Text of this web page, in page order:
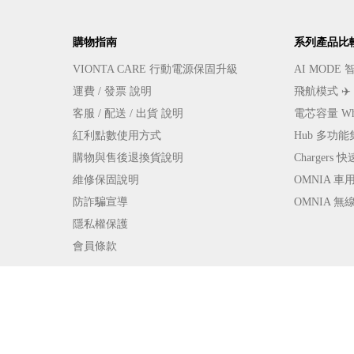
購物指南
VIONTA CARE 行動電源保固升級
運費 / 發票 說明
客服 / 配送 / 出貨 說明
紅利點數使用方式
購物與售後退換貨說明
維修保固說明
防詐騙宣導
隱私權保護
會員條款
系列產品比
AI MODE
飛航模式 ✈️
電芯容量
Hub 多功能
Chargers
OMNIA 車
OMNIA 無